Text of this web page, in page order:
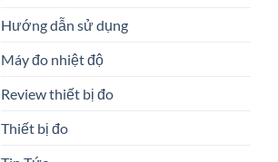
Hướng dẫn sử dụng
Máy đo nhiệt độ
Review thiết bị đo
Thiết bị đo